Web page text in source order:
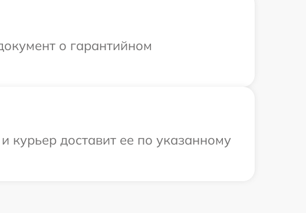
о гарантийном
курьер доставит ее по указанному